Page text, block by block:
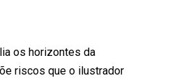
os horizontes da
riscos que o ilustrador